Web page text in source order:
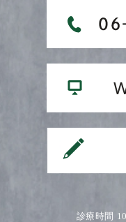
診療時間